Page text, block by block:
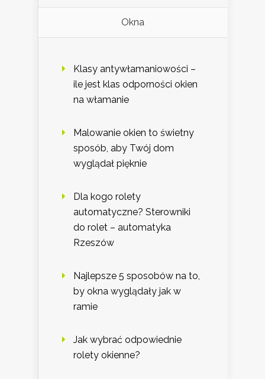
Okna
Klasy antywłamaniowości –
ile jest klas odporności okien
na włamanie
Malowanie okien to świetny
sposób, aby Twój dom
wyglądał pięknie
Dla kogo rolety
automatyczne? Sterowniki
do rolet – automatyka
Rzeszów
Najlepsze 5 sposobów na to,
by okna wyglądały jak w
ramie
Jak wybrać odpowiednie
rolety okienne?